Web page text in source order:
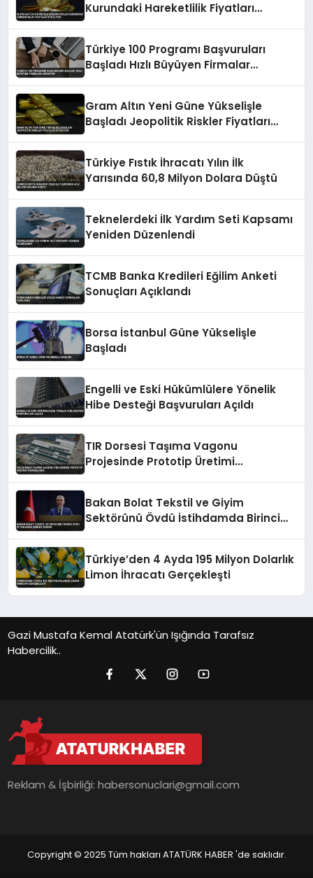
Kurundaki Hareketlilik Fiyatları
Türkiye 100 Programı Başvuruları
Başladı Hızlı Büyüyen Firmalar
Gram Altın Yeni Güne Yükselişle
Başladı Jeopolitik Riskler Fiyatları
Türkiye Fıstık İhracatı Yılın İlk
Yarısında 60,8 Milyon Dolara Düştü
Teknelerdeki İlk Yardım Seti Kapsamı
Yeniden Düzenlendi
TCMB Banka Kredileri Eğilim Anketi
Sonuçları Açıklandı
Borsa İstanbul Güne Yükselişle
Başladı
Engelli ve Eski Hükümlülere Yönelik
Hibe Desteği Başvuruları Açıldı
TIR Dorsesi Taşıma Vagonu
Projesinde Prototip Üretimi
Bakan Bolat Tekstil ve Giyim
Sektörünü Övdü İstihdamda Birinci
Türkiye’den 4 Ayda 195 Milyon Dolarlık
Limon İhracatı Gerçekleşti
Gazi Mustafa Kemal Atatürk'ün Işığında Tarafsız
Habercilik..
Reklam & İşbirliği:habersonuclari@gmail.com
Copyright © 2025 Tüm hakları ATATÜRK HABER 'de saklıdır.